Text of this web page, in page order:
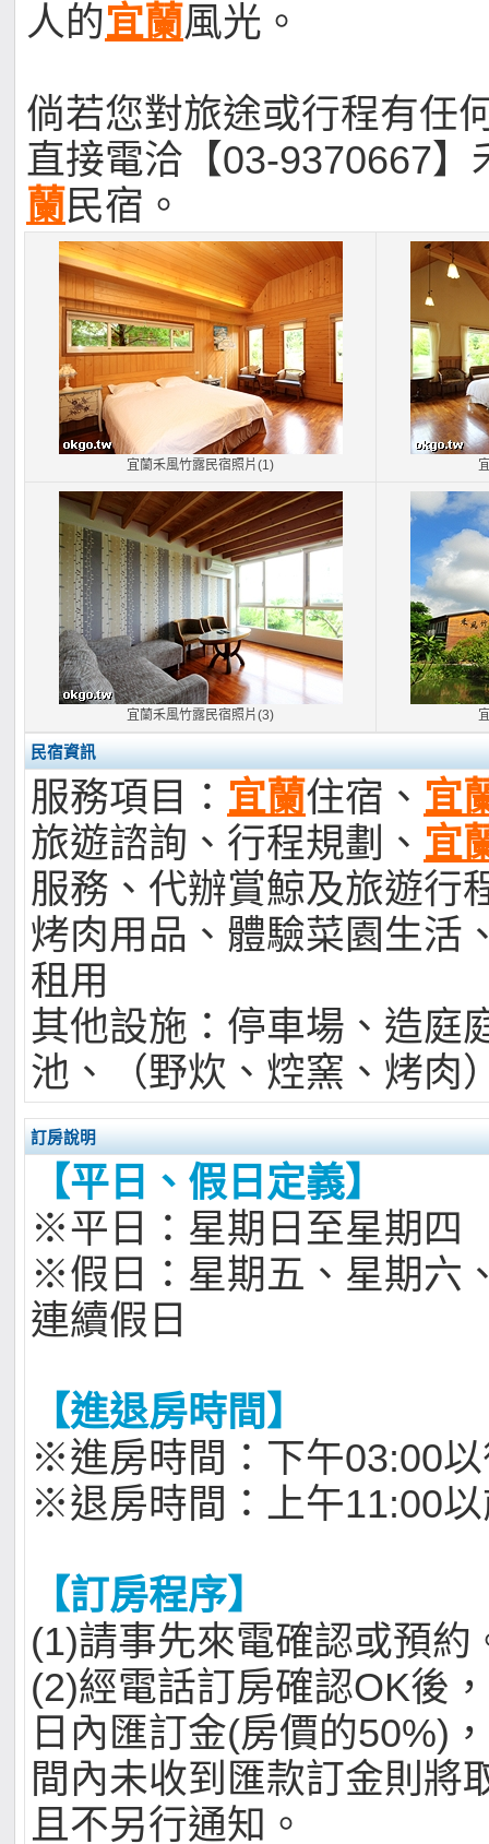
人的宜蘭風光。
倘若您對旅途或行程有任
直接電洽【03-9370667】
蘭民宿。
宜蘭禾風竹露民宿照片(1)
宜蘭禾風竹露民宿照片(3)
民宿資訊
服務項目： 宜蘭住宿、 宜
旅遊諮詢、行程規劃、 宜
服務、代辦賞鯨及旅遊行
烤肉用品、體驗菜園生活
租用
其他設施：停車場、造庭
池、（野炊、焢窯、烤肉
訂房說明
【平日、假日定義】
※平日：星期日至星期四
※假日：星期五、星期六
連續假日
【進退房時間】
※進房時間：下午03:00
※退房時間：上午11:00
【訂房程序】
(1)請事先來電確認或預約
(2)經電話訂房確認OK後
日內匯訂金(房價的50%)
間內未收到匯款訂金則將
且不另行通知。